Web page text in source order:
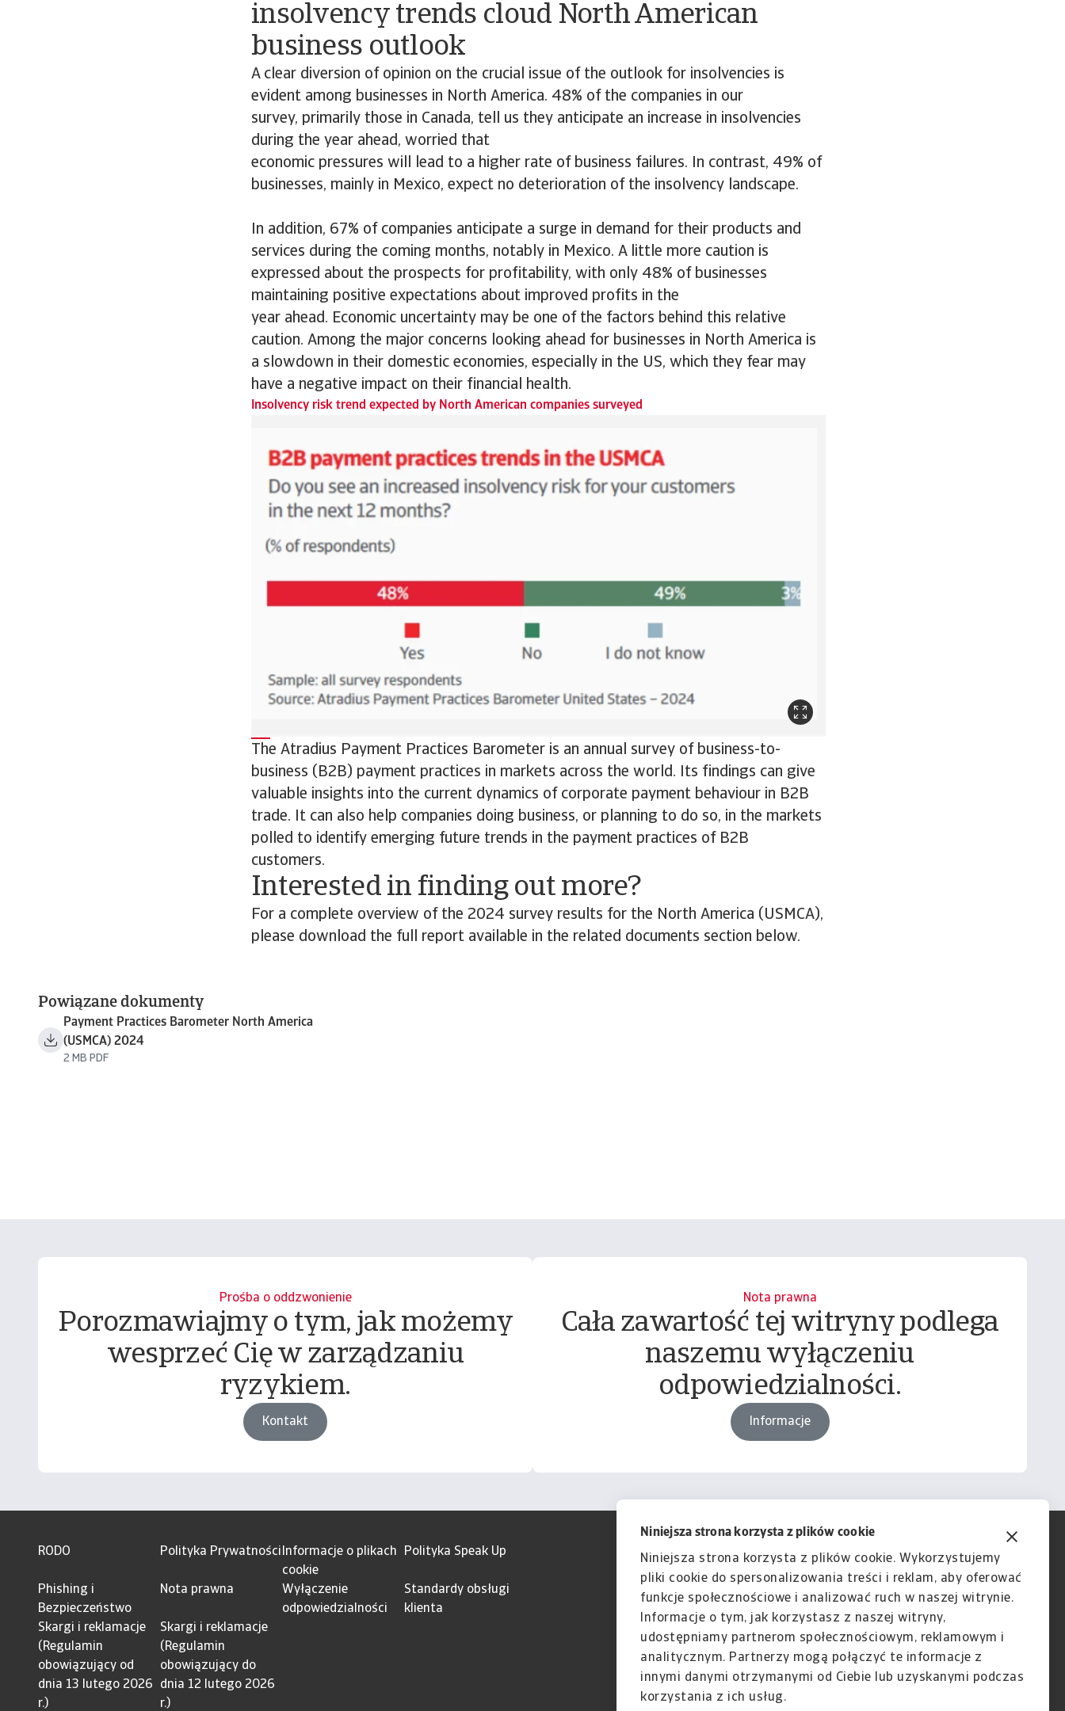
Niniejsza strona korzysta z plików cookie
Niniejsza strona korzysta z plików cookie. Wykorzystujemy
pliki cookie do spersonalizowania treści i reklam, aby oferować
funkcje społecznościowe i analizować ruch w naszej witrynie.
Informacje o tym, jak korzystasz z naszej witryny,
udostępniamy partnerom społecznościowym, reklamowym i
analitycznym. Partnerzy mogą połączyć te informacje z
innymi danymi otrzymanymi od Ciebie lub uzyskanymi podczas
korzystania z ich usług.
insolvency trends cloud North American
business outlook
A clear diversion of opinion on the crucial issue of the outlook for insolvencies is
evident among businesses in North America. 48% of the companies in our
survey, primarily those in Canada, tell us they anticipate an increase in insolvencies
during the year ahead, worried that
economic pressures will lead to a higher rate of business failures. In contrast, 49% of
businesses, mainly in Mexico, expect no deterioration of the insolvency landscape.
In addition, 67% of companies anticipate a surge in demand for their products and
services during the coming months, notably in Mexico. A little more caution is
expressed about the prospects for profitability, with only 48% of businesses
maintaining positive expectations about improved profits in the
year ahead. Economic uncertainty may be one of the factors behind this relative
caution. Among the major concerns looking ahead for businesses in North America is
a slowdown in their domestic economies, especially in the US, which they fear may
have a negative impact on their financial health.
Insolvency risk trend expected by North American companies surveyed
The Atradius Payment Practices Barometer is an annual survey of business-to-
business (B2B) payment practices in markets across the world. Its findings can give
valuable insights into the current dynamics of corporate payment behaviour in B2B
trade. It can also help companies doing business, or planning to do so, in the markets
polled to identify emerging future trends in the payment practices of B2B
customers.
Interested in finding out more?
For a complete overview of the 2024 survey results for the North America (USMCA),
please download the full report available in the related documents section below.
Powiązane dokumenty
Payment Practices Barometer North America
(USMCA) 2024
2 MB PDF
Prośba o oddzwonienie
Porozmawiajmy o tym, jak możemy
wesprzeć Cię w zarządzaniu
ryzykiem.
Kontakt
Nota prawna
Cała zawartość tej witryny podlega
naszemu wyłączeniu
odpowiedzialności.
Informacje
RODO Polityka Prywatności Informacje o plikach
cookie
Polityka Speak Up
Phishing i
Bezpieczeństwo
Nota prawna
Wyłączenie
odpowiedzialności
Standardy obsługi
klienta
Skargi i reklamacje
(Regulamin
obowiązujący od
dnia 13 lutego 2026
r.)
Skargi i reklamacje
(Regulamin
obowiązujący do
dnia 12 lutego 2026
r.)